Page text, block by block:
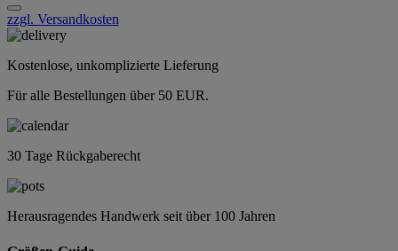
zzgl. Versandkosten
Kostenlose, unkomplizierte Lieferung
Für alle Bestellungen über 50 EUR.
30 Tage Rückgaberecht
Herausragendes Handwerk seit über 100 Jahren